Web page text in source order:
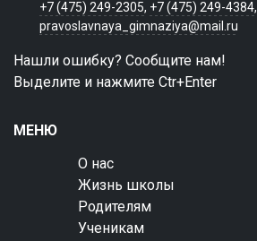
+7 (475) 249-2305, +7 (475) 249-4384,
pravoslavnaya_gimnaziya@mail.ru
Нашли ошибку? Сообщите нам!
Выделите и нажмите Ctr+Enter
МЕНЮ
О нас
Жизнь школы
Родителям
Ученикам